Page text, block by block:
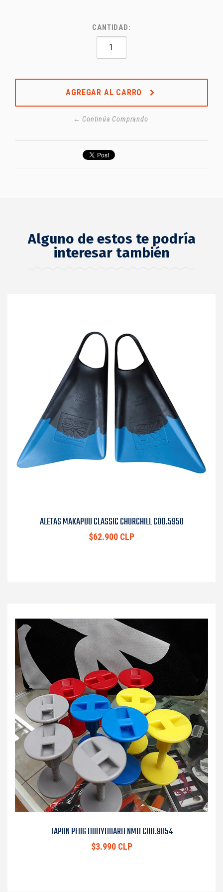
CANTIDAD:
AGREGAR AL CARRO
← Continúa Comprando
Alguno de estos te podría
interesar también
ALETAS MAKAPUU CLASSIC CHURCHILL COD.5950
$62.900 CLP
TAPON PLUG BODYBOARD NMD COD.9854
$3.990 CLP